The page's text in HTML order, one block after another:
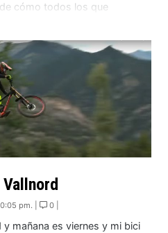
cómo todos los que
pm. | 0 |
y mañana es viernes y mi bici